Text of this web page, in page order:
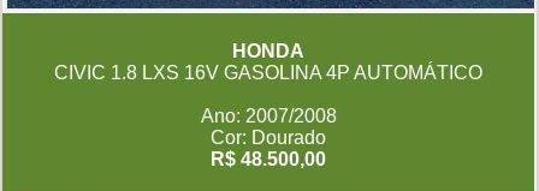
HONDA
CIVIC 1.8 LXS 16V GASOLINA 4P AUTOMÁTICO
Ano: 2007/2008
Cor: Dourado
R$ 48.500,00